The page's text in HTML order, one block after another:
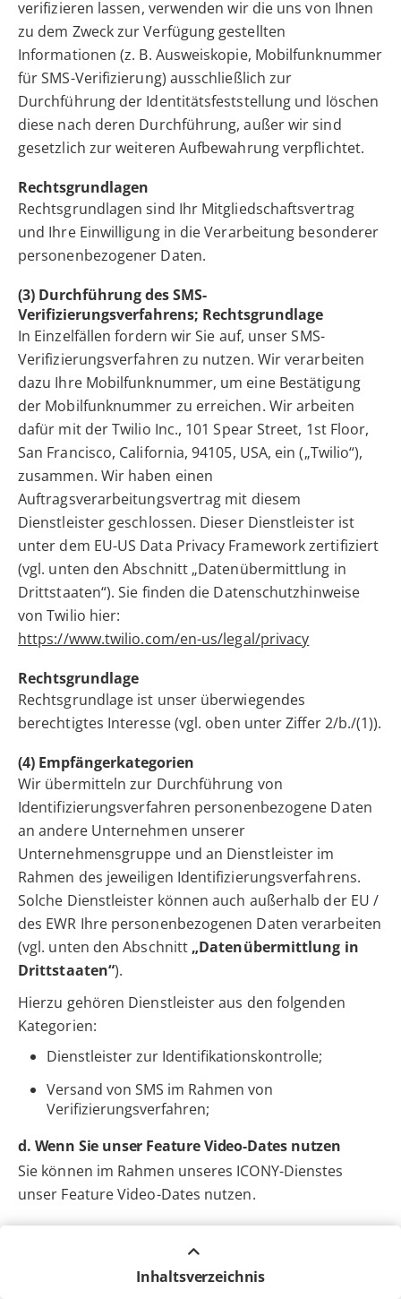
Inhaltsverzeichnis
verifizieren lassen, verwenden wir die uns von Ihnen
zu dem Zweck zur Verfügung gestellten
Informationen (z. B. Ausweiskopie, Mobilfunknummer
für SMS-Verifizierung) ausschließlich zur
Durchführung der Identitätsfeststellung und löschen
diese nach deren Durchführung, außer wir sind
gesetzlich zur weiteren Aufbewahrung verpflichtet.
Rechtsgrundlagen
Rechtsgrundlagen sind Ihr Mitgliedschaftsvertrag
und Ihre Einwilligung in die Verarbeitung besonderer
personenbezogener Daten.
(3) Durchführung des SMS-
Verifizierungsverfahrens; Rechtsgrundlage
In Einzelfällen fordern wir Sie auf, unser SMS-
Verifizierungsverfahren zu nutzen. Wir verarbeiten
dazu Ihre Mobilfunknummer, um eine Bestätigung
der Mobilfunknummer zu erreichen. Wir arbeiten
dafür mit der Twilio Inc., 101 Spear Street, 1st Floor,
San Francisco, California, 94105, USA, ein („Twilio“),
zusammen. Wir haben einen
Auftragsverarbeitungsvertrag mit diesem
Dienstleister geschlossen. Dieser Dienstleister ist
unter dem EU-US Data Privacy Framework zertifiziert
(vgl. unten den Abschnitt „Datenübermittlung in
Drittstaaten“). Sie finden die Datenschutzhinweise
von Twilio hier:
https://www.twilio.com/en-us/legal/privacy
Rechtsgrundlage
Rechtsgrundlage ist unser überwiegendes
berechtigtes Interesse (vgl. oben unter Ziffer 2/b./(1)).
(4) Empfängerkategorien
Wir übermitteln zur Durchführung von
Identifizierungsverfahren personenbezogene Daten
an andere Unternehmen unserer
Unternehmensgruppe und an Dienstleister im
Rahmen des jeweiligen Identifizierungsverfahrens.
Solche Dienstleister können auch außerhalb der EU /
des EWR Ihre personenbezogenen Daten verarbeiten
(vgl. unten den Abschnitt „Datenübermittlung in
Drittstaaten“).
Hierzu gehören Dienstleister aus den folgenden
Kategorien:
Dienstleister zur Identifikationskontrolle;
Versand von SMS im Rahmen von
Verifizierungsverfahren;
d. Wenn Sie unser Feature Video-Dates nutzen
Sie können im Rahmen unseres ICONY-Dienstes
unser Feature Video-Dates nutzen.
Wir verarbeiten Ihre personenbezogenen Daten zur
Anbahnung, Durchführung und Abwicklung des